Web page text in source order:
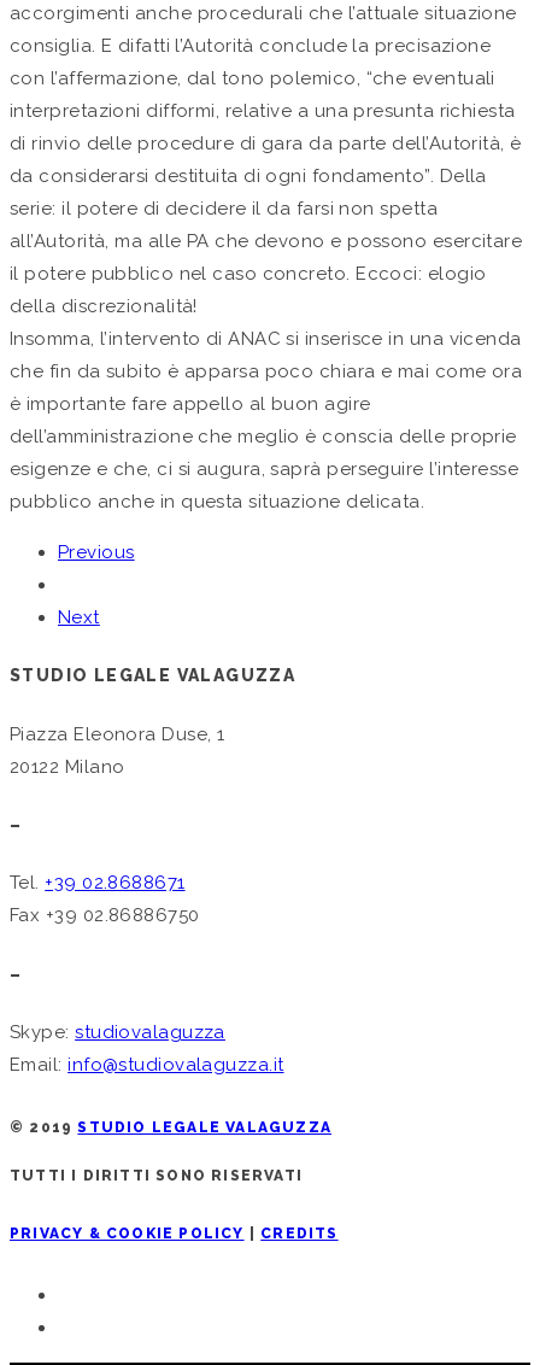
accorgimenti anche procedurali che l’attuale situazione
consiglia. E difatti l’Autorità conclude la precisazione
con l’affermazione, dal tono polemico, “che eventuali
interpretazioni difformi, relative a una presunta richiesta
di rinvio delle procedure di gara da parte dell’Autorità, è
da considerarsi destituita di ogni fondamento”. Della
serie: il potere di decidere il da farsi non spetta
all’Autorità, ma alle PA che devono e possono esercitare
il potere pubblico nel caso concreto. Eccoci: elogio
della discrezionalità!
Insomma, l’intervento di ANAC si inserisce in una vicenda
che fin da subito è apparsa poco chiara e mai come ora
è importante fare appello al buon agire
dell’amministrazione che meglio è conscia delle proprie
esigenze e che, ci si augura, saprà perseguire l’interesse
pubblico anche in questa situazione delicata.
Previous
Next
STUDIO LEGALE VALAGUZZA
Piazza Eleonora Duse, 1
20122 Milano
–
Tel. +39 02.8688671
Fax +39 02.86886750
–
Skype:studiovalaguzza
Email:info@studiovalaguzza.it
© 2019STUDIO LEGALE VALAGUZZA
TUTTI I DIRITTI SONO RISERVATI
PRIVACY & COOKIE POLICY CREDITS